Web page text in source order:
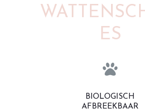
ES
BIOLOGISCH
AFBREEKBAAR